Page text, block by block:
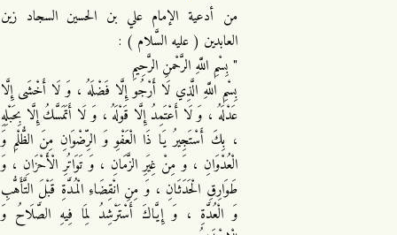
من أدعية الإمام علي بن الحسين السجاد زين
العابدين ( عليه السَّلام ) :
" بِسْمِ اللَّهِ الرَّحْمنِ الرَّحِيمِ
بِسْمِ اللَّهِ الَّذِي لَا أَرْجُو إِلَّا فَضْلَهُ ، وَ لَا أَخْشَى إِلَّا
عَدْلَهُ ، وَ لَا أَعْتَمِدُ إِلَّا قَوْلَهُ ، وَ لَا أَتَمَسَّكُ إِلَّا بِحَبْلِهِ
، بِكَ أَسْتَجِيرُ يَا ذَا الْعَفْوِ وَ الرِّضْوَانِ مِنَ الظُّلْمِ وَ
الْعُدْوَانِ ، وَ مِنْ غِيَرِ الزَّمَانِ ، وَ تَوَاتُرِ الْأَحْزَانِ ، وَ
طَوَارِقِ الْحَدَثَانِ ، وَ مِنِ انْقِضَاءِ الْمُدَّةِ قَبْلَ التَّأَهُّبِ
وَ الْعُدَّةِ ، وَ إِيَّاكَ أَسْتَرْشِدُ لِمَا فِيهِ الصَّلَاحُ وَ